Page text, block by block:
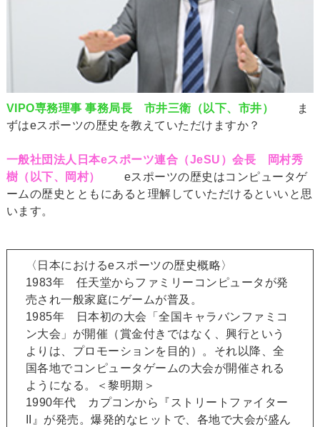
VIPO専務理事 事務局長 市井三衛（以下、市井）
ま
ずはeスポーツの歴史を教えていただけますか？
一般社団法人日本eスポーツ連合（JeSU）会長 岡村秀
樹（以下、岡村）
eスポーツの歴史はコンピュータゲ
ームの歴史とともにあると理解していただけるといいと思
います。
〈日本におけるeスポーツの歴史概略〉
1983年 任天堂からファミリーコンピュータが発
売され一般家庭にゲームが普及。
1985年 日本初の大会「全国キャラバンファミコ
ン大会」が開催（賞金付きではなく、興行という
よりは、プロモーションを目的）。それ以降、全
国各地でコンピュータゲームの大会が開催される
ようになる。＜黎明期＞
1990年代 カプコンから『ストリートファイター
II』が発売。爆発的なヒットで、各地で大会が盛ん